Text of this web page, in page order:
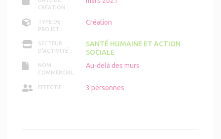
CRÉATION :
TYPE DE
PROJET :
Création
SECTEUR
D'ACTIVITÉ :
SANTÉ HUMAINE ET ACTION
SOCIALE
NOM
COMMERCIAL
:
Au-delà des murs
EFFECTIF : 3 personnes